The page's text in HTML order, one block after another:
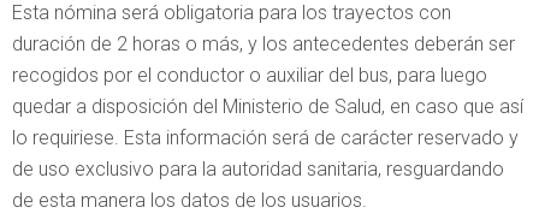
Esta nómina será obligatoria para los trayectos con
duración de 2 horas o más, y los antecedentes deberán ser
recogidos por el conductor o auxiliar del bus, para luego
quedar a disposición del Ministerio de Salud, en caso que así
lo requiriese. Esta información será de carácter reservado y
de uso exclusivo para la autoridad sanitaria, resguardando
de esta manera los datos de los usuarios.